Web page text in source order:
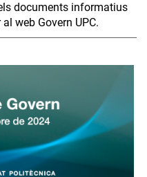
documents informatius
web Govern UPC.